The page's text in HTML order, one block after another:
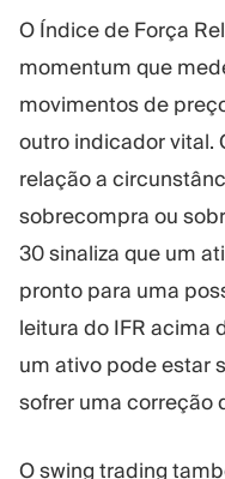
O Índice de Força
momentum que
movimentos de
outro indicador vital.
relação a
sobrecompra ou
30 sinaliza que um
pronto para uma
leitura do IFR acima
um ativo pode estar
sofrer uma correção
O swing trading